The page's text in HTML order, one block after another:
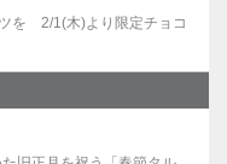
を 2/1(木)より限定チョコ